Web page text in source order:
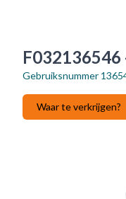
F032136546
Gebruiksnummer
Waar te verkrijgen?